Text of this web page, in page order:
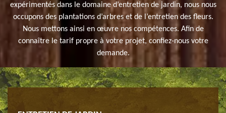
expérimentés dans le domaine d’entretien de jardin, nous nous
occupons des plantations d’arbres et de l’entretien des fleurs.
Nous mettons ainsi en œuvre nos compétences. Afin de
connaître le tarif propre à votre projet, confiez-nous votre
demande.